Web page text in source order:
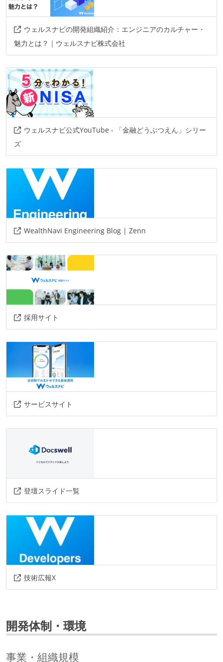
ウェルスナビの開発組織紹介：エンジニアのカルチャー・
魅力とは？｜ウェルスナビ株式会社
ウェルスナビ公式YouTube - 「金融どうぶつえん」シリー
ズ
WealthNavi Engineering Blog | Zenn
採用サイト
サービスサイト
登壇スライド一覧
技術広報X
開発体制・環境
事業・組織規模